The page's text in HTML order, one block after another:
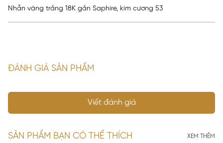
Nhẫn vàng trắng 18K gắn Saphire, kim cương 53
ĐÁNH GIÁ SẢN PHẨM
Viết đánh giá
SẢN PHẨM BẠN CÓ THỂ THÍCH XEM THÊM